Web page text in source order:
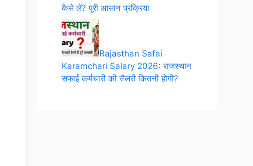
कैसे लें? पूरी आसान प्रक्रिया
Rajasthan Safai
Karamchari Salary 2026: राजस्थान
सफाई कर्मचारी की सैलरी कितनी होगी?